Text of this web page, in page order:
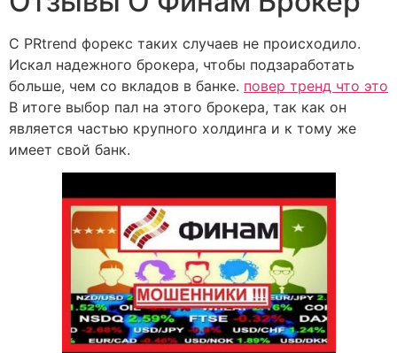
С PRtrend форекс таких случаев не происходило.
Искал надежного брокера, чтобы подзаработать
больше, чем со вкладов в банке. повер тренд что это
В итоге выбор пал на этого брокера, так как он
является частью крупного холдинга и к тому же
имеет свой банк.